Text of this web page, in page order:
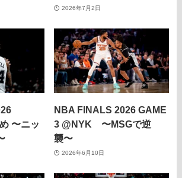
2026年7月2日
〜ニッ
NBA FINALS 2026 GAME
3 @NYK 〜MSGで逆
襲〜
2026年6月10日